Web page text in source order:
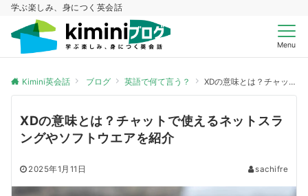
学ぶ楽しみ、身につく英会話
Menu
Kimini英会話 ブログ 英語で何て言う？ XDの意味とは？チャットで使えるネットスラングやソフトウエアを紹介
XDの意味とは？チャットで使えるネットスラ
ングやソフトウエアを紹介
2025年1月11日 sachifre